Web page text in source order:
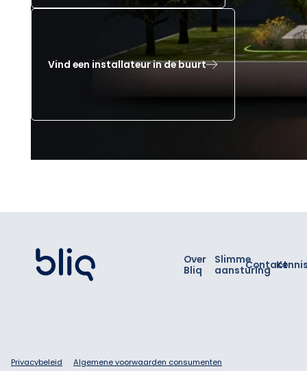
Vind een installateur in de buurt
Over
Bliq
Slimme
aansturing
Contact
Privacybeleid Algemene voorwaarden consumenten